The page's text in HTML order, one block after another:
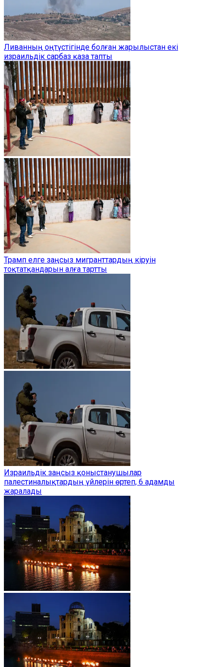
Ливанның оңтүстігінде болған жарылыстан екі
израильдік сарбаз қаза тапты
Трамп елге заңсыз мигранттардың кіруін
тоқтатқандарын алға тартты
Израильдік заңсыз қоныстанушылар
палестиналықтардың үйлерін өртеп, 6 адамды
жаралады